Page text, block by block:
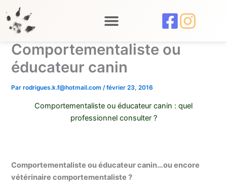
au
contenu
Comportementaliste ou
éducateur canin
Parrodrigues.k.f@hotmail.com/février 23, 2016
Comportementaliste ou éducateur canin : quel
professionnel consulter ?
Comportementaliste ou éducateur canin…ou encore
vétérinaire comportementaliste ?